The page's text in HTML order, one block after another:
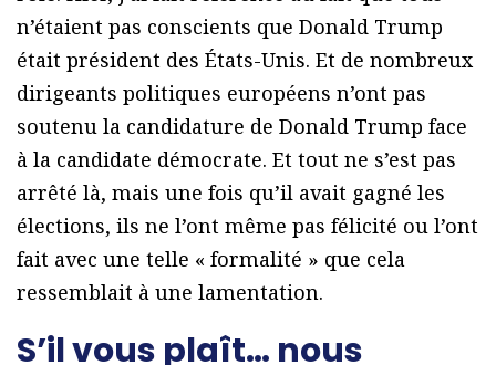
n’étaient pas conscients que Donald Trump
était président des États-Unis. Et de nombreux
dirigeants politiques européens n’ont pas
soutenu la candidature de Donald Trump face
à la candidate démocrate. Et tout ne s’est pas
arrêté là, mais une fois qu’il avait gagné les
élections, ils ne l’ont même pas félicité ou l’ont
fait avec une telle « formalité » que cela
ressemblait à une lamentation.
S’il vous plaît… nous